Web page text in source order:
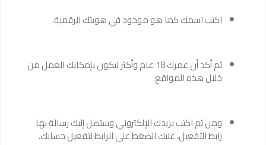
اكتب اسمك كما هو موجود في هويتك الرقمية.
ثم أكد أن عمرك 18 عام وأكثر ليكون بإمكانك العمل من
خلال هذه المواقع.
ومن ثم اكتب بريدك الإلكتروني وستصل إليك رسالة بها
رابط التفعيل، عليك الضغط على الرابط لتفعيل حسابك.